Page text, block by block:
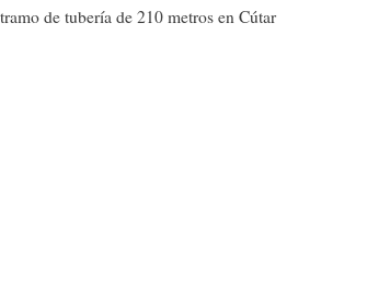
de tubería de 210 metros en Cútar